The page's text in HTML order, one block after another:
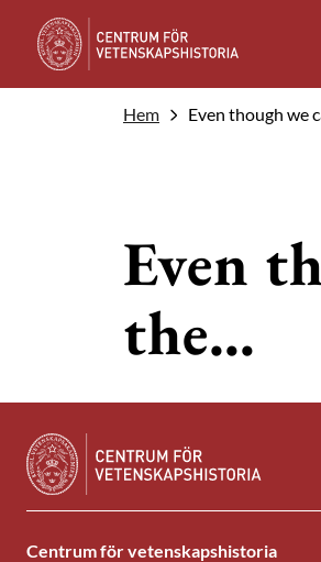
Hem Even though we
Even
the…
Centrum för vetenskapshistoria